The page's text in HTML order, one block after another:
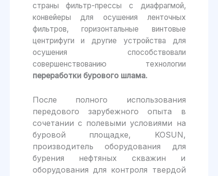
страны фильтр-прессы с диафрагмой,
конвейеры для осушения ленточных
фильтров, горизонтальные винтовые
центрифуги и другие устройства для
осушения способствовали
совершенствованию технологии
переработки бурового шлама.
После полного использования
передового зарубежного опыта в
сочетании с полевыми условиями на
буровой площадке, KOSUN,
производитель оборудования для
бурения нефтяных скважин и
оборудования для контроля твердой